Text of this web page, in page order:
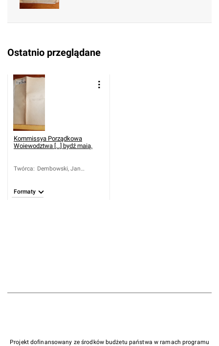
Ostatnio przeglądane
Kommissya Porządkowa
Woiewodztwa [...] bydź maią.
Twórca: Dembowski, Jan
Formaty
Projekt dofinansowany ze środków budżetu państwa w ramach programu